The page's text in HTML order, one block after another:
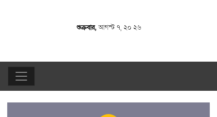
শুক্রবার,আগস্ট ৭, ২০ ২৬